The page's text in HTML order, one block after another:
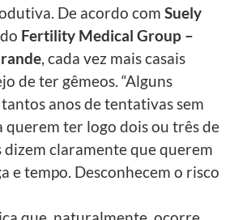
De acordo com Suely
Fertility Medical Group –
, cada vez mais casais
de ter gêmeos. “Alguns
anos de tentativas sem
querem ter logo dois ou três de
dizem claramente que querem
e tempo. Desconhecem o risco